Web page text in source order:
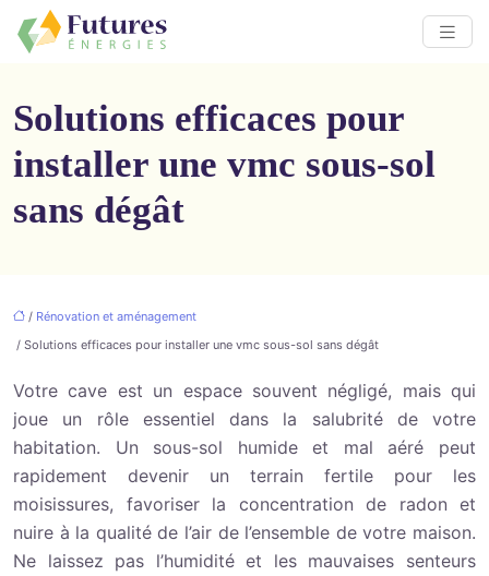
Solutions efficaces pour
installer une vmc sous-sol
sans dégât
/ Rénovation et aménagement
/ Solutions efficaces pour installer une vmc sous-sol sans dégât
Votre cave est un espace souvent négligé, mais qui
joue un rôle essentiel dans la salubrité de votre
habitation. Un sous-sol humide et mal aéré peut
rapidement devenir un terrain fertile pour les
moisissures, favoriser la concentration de radon et
nuire à la qualité de l’air de l’ensemble de votre maison.
Ne laissez pas l’humidité et les mauvaises senteurs